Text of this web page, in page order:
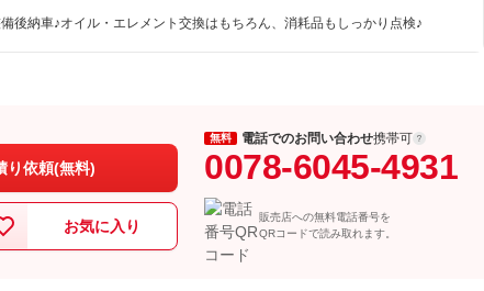
後納車♪オイル・エレメント交換はもちろん、消耗品もしっかり点検♪
り依頼(無料)
お気に入り
無料 電話でのお問い合わせ携帯可
0078-6045-4931
販売店への無料電話番号を
QRコードで読み取れます。